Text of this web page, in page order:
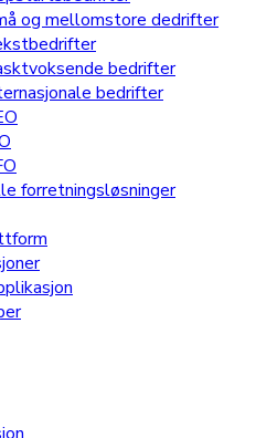
og mellomstore dedrifter
bedrifter
bedrifter
forretningsløsninger